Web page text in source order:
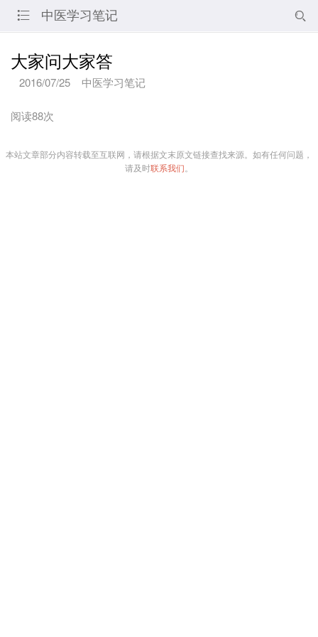
 中医学习笔记 
大家问大家答
2016/07/25 中医学习笔记
阅读88次
本站文章部分内容转载至互联网，请根据文末原文链接查找来源。如有任何问题，
请及时联系我们